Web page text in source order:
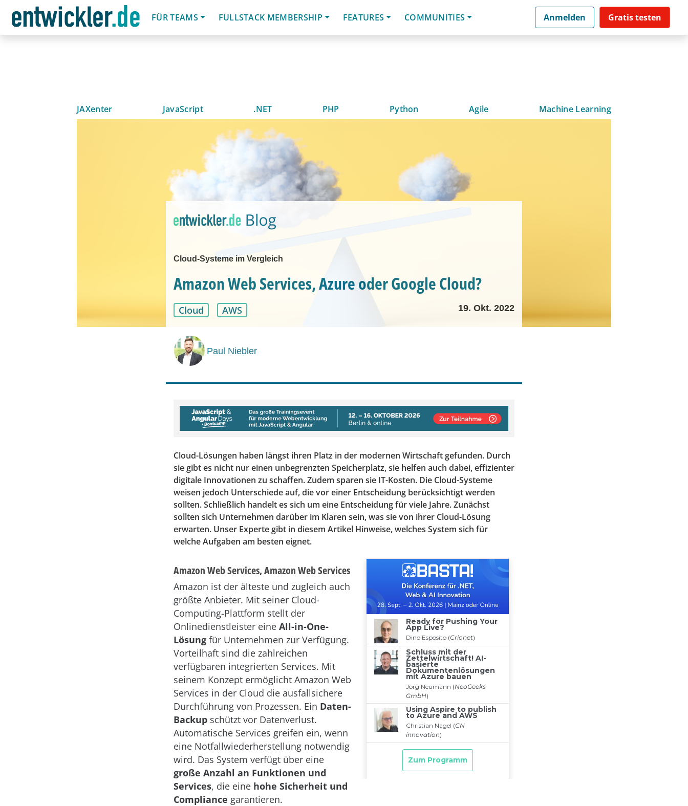
FÜR TEAMS
FULLSTACK MEMBERSHIP FEATURES COMMUNITIES Anmelden Gratis testen
JAXenter JavaScript .NET PHP Python Agile Machine Learning
Cloud-Systeme im Vergleich
Amazon Web Services, Azure oder Google Cloud?
Cloud AWS 19. Okt. 2022
Paul Niebler
Cloud-Lösungen haben längst ihren Platz in der modernen Wirtschaft gefunden. Durch
sie gibt es nicht nur einen unbegrenzten Speicherplatz, sie helfen auch dabei, effizienter
digitale Innovationen zu schaffen. Zudem sparen sie IT-Kosten. Die Cloud-Systeme
weisen jedoch Unterschiede auf, die vor einer Entscheidung berücksichtigt werden
sollten. Schließlich handelt es sich um eine Entscheidung für viele Jahre. Zunächst
sollten sich Unternehmen darüber im Klaren sein, was sie von ihrer Cloud-Lösung
erwarten. Unser Experte gibt in diesem Artikel Hinweise, welches System sich für
welche Aufgaben am besten eignet.
Amazon Web Services, Amazon Web Services
Amazon ist der älteste und zugleich auch
größte Anbieter. Mit seiner Cloud-
Computing-Plattform stellt der
Onlinedienstleister eine All-in-One-
Lösung für Unternehmen zur Verfügung.
Vorteilhaft sind die zahlreichen
verfügbaren integrierten Services. Mit
seinem Konzept ermöglicht Amazon Web
Services in der Cloud die ausfallsichere
Durchführung von Prozessen. Ein Daten-
Backup schützt vor Datenverlust.
Automatische Services greifen ein, wenn
eine Notfallwiederherstellung notwendig
wird. Das System verfügt über eine
große Anzahl an Funktionen und
Services, die eine hohe Sicherheit und
Compliance garantieren.